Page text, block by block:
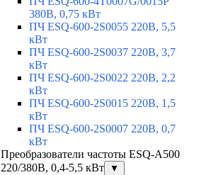
380В, 0,75 кВт
ПЧ ESQ-600-2S0055 220В, 5,5
кВт
ПЧ ESQ-600-2S0037 220В, 3,7
кВт
ПЧ ESQ-600-2S0022 220В, 2,2
кВт
ПЧ ESQ-600-2S0015 220В, 1,5
кВт
ПЧ ESQ-600-2S0007 220В, 0,7
кВт
Преобразователи частоты ESQ-A500
220/380В, 0,4-5,5 кВт
▼